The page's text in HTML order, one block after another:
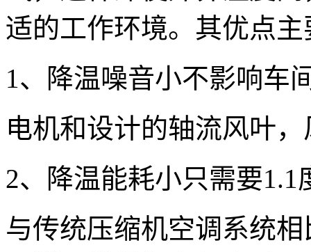
适的工作环境。其优点
1、降温噪音小不影响车
电机和设计的轴流风叶
2、降温能耗小只需要1.1
与传统压缩机空调系统